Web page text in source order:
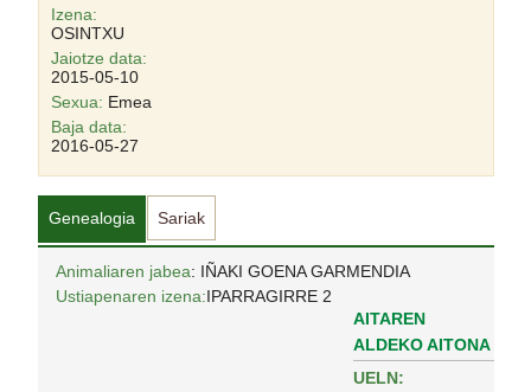
Izena:
OSINTXU
Jaiotze data:
2015-05-10
Sexua: Emea
Baja data:
2016-05-27
Genealogia Sariak
Animaliaren jabea: IÑAKI GOENA GARMENDIA
Ustiapenaren izena:IPARRAGIRRE 2
AITAREN
ALDEKO AITONA
UELN: